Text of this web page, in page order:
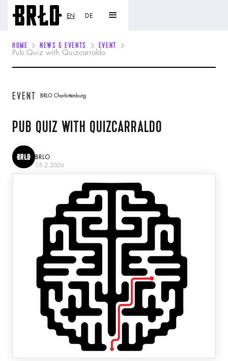
EN DE
HOME NEWS & EVENTS EVENT
Pub Quiz with Quizcarraldo
EVENT BRLO Charlottenburg
PUB QUIZ WITH QUIZCARRALDO
BRLO
15.2.2026